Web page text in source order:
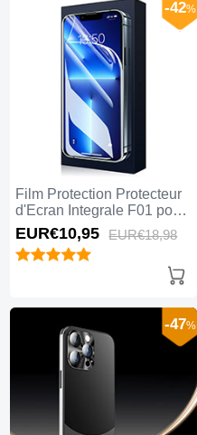
Film Protection Protecteur
d'Ecran Integrale F01 pour
Apple iPhone 15 Pro Max
Clair
-42%
EUR€10,95 EUR€18,98
-47%